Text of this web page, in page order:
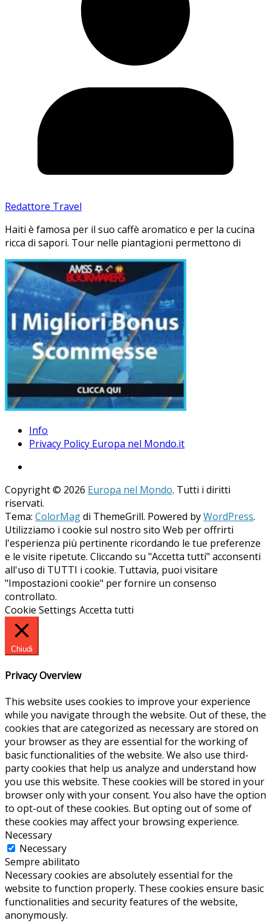
Redattore Travel
Haiti è famosa per il suo caffè aromatico e per la cucina
ricca di sapori. Tour nelle piantagioni permettono di
Info
Privacy Policy Europa nel Mondo.it
Copyright © 2026 Europa nel Mondo. Tutti i diritti
riservati.
Tema: ColorMagdi ThemeGrill. Powered byWordPress.
Utilizziamo i cookie sul nostro sito Web per offrirti
l'esperienza più pertinente ricordando le tue preferenze
e le visite ripetute. Cliccando su "Accetta tutti" acconsenti
all'uso di TUTTI i cookie. Tuttavia, puoi visitare
"Impostazioni cookie" per fornire un consenso
controllato.
Cookie Settings Accetta tutti
Chiudi
Privacy Overview
This website uses cookies to improve your experience
while you navigate through the website. Out of these, the
cookies that are categorized as necessary are stored on
your browser as they are essential for the working of
basic functionalities of the website. We also use third-
party cookies that help us analyze and understand how
you use this website. These cookies will be stored in your
browser only with your consent. You also have the option
to opt-out of these cookies. But opting out of some of
these cookies may affect your browsing experience.
Necessary
Necessary
Sempre abilitato
Necessary cookies are absolutely essential for the
website to function properly. These cookies ensure basic
functionalities and security features of the website,
anonymously.